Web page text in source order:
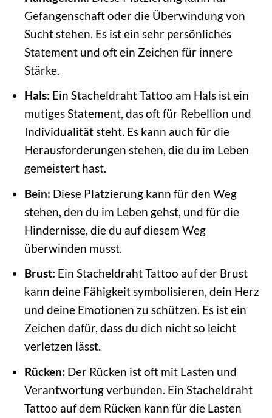
Gefangenschaft oder die Überwindung von
Sucht stehen. Es ist ein sehr persönliches
Statement und oft ein Zeichen für innere
Stärke.
Hals: Ein Stacheldraht Tattoo am Hals ist ein
mutiges Statement, das oft für Rebellion und
Individualität steht. Es kann auch für die
Herausforderungen stehen, die du im Leben
gemeistert hast.
Bein: Diese Platzierung kann für den Weg
stehen, den du im Leben gehst, und für die
Hindernisse, die du auf diesem Weg
überwinden musst.
Brust: Ein Stacheldraht Tattoo auf der Brust
kann deine Fähigkeit symbolisieren, dein Herz
und deine Emotionen zu schützen. Es ist ein
Zeichen dafür, dass du dich nicht so leicht
verletzen lässt.
Rücken: Der Rücken ist oft mit Lasten und
Verantwortung verbunden. Ein Stacheldraht
Tattoo auf dem Rücken kann für die Lasten